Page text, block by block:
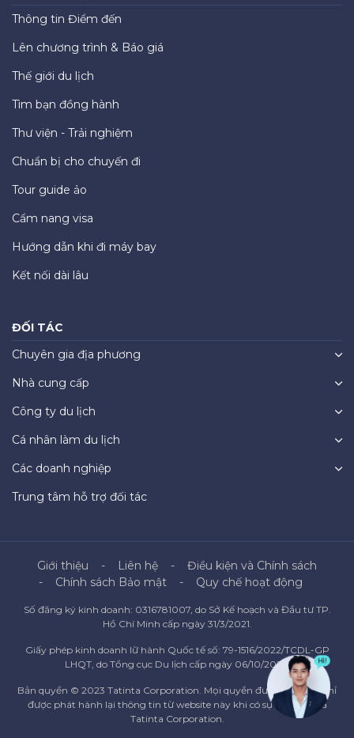
Thông tin Điểm đến
Lên chương trình & Báo giá
Thế giới du lịch
Tìm bạn đồng hành
Thư viện - Trải nghiệm
Chuẩn bị cho chuyến đi
Tour guide ảo
Cẩm nang visa
Hướng dẫn khi đi máy bay
Kết nối dài lâu
ĐỐI TÁC
Chuyên gia địa phương
Nhà cung cấp
Công ty du lịch
Cá nhân làm du lịch
Các doanh nghiệp
Trung tâm hỗ trợ đối tác
Giới thiệu Liên hệ
Điều kiện và Chính sách
Chính sách Bảo mật
Quy chế hoạt động
Số đăng ký kinh doanh: 0316781007, do Sở Kế hoạch và Đầu tư TP.
Hồ Chí Minh cấp ngày 31/3/2021.
Giấy phép kinh doanh lữ hành Quốc tế số: 79-1516/2022/TCDL-GP
LHQT, do Tổng cục Du lịch cấp ngày 06/10/2022.
Bản quyền © 2023 Tatinta Corporation. Mọi quyền được bảo lưu. Chỉ
được phát hành lại thông tin từ website này khi có sự đồng ý của
Tatinta Corporation.